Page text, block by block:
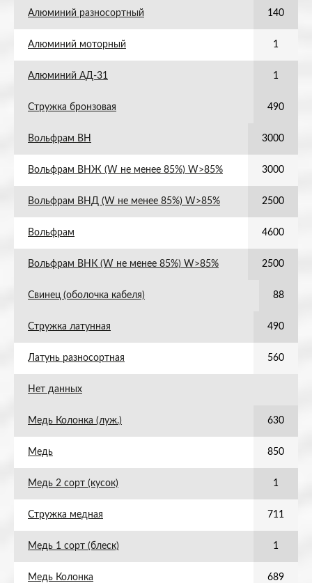
Алюминий разносортный 140
Алюминий моторный 1
Алюминий АД-31 1
Стружка бронзовая 490
Вольфрам ВН 3000
Вольфрам ВНЖ (W не менее 85%) W>85% 3000
Вольфрам ВНД (W не менее 85%) W>85% 2500
Вольфрам 4600
Вольфрам ВНК (W не менее 85%) W>85% 2500
Свинец (оболочка кабеля) 88
Стружка латунная 490
Латунь разносортная 560
Нет данных
Медь Колонка (луж.) 630
Медь 850
Медь 2 сорт (кусок) 1
Стружка медная 711
Медь 1 сорт (блеск) 1
Медь Колонка 689